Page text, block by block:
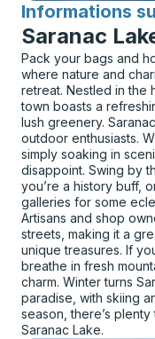
Informations
pour
Saranac
Pack your bags and
where nature and
retreat. Nestled in the
town boasts a
lush greenery.
outdoor enthusiasts.
simply soaking in
disappoint. Swing by
you’re a history buff,
galleries for some
Artisans and shop
streets, making it a
unique treasures. If
breathe in fresh
charm. Winter turns
paradise, with skiing
season, there’s
Saranac Lake.